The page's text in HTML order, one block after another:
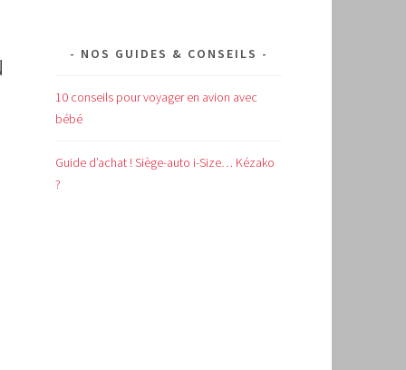
NOS GUIDES & CONSEILS
10 conseils pour voyager en avion avec
bébé
Guide d’achat ! Siège-auto i-Size… Kézako
?